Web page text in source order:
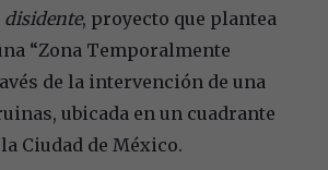
disidente, proyecto que plantea
“Zona Temporalmente
de la intervención de una
ubicada en un cuadrante
Ciudad de México.